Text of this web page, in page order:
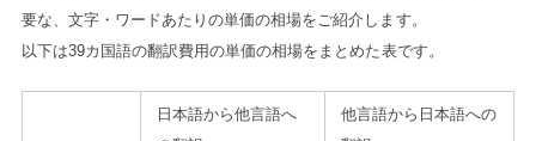
要な、文字・ワードあたりの単価の相場をご紹介します。
以下は39カ国語の翻訳費用の単価の相場をまとめた表です。
日本語から他言語へ
他言語から日本語への